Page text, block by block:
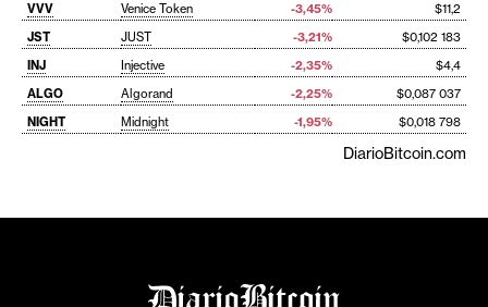
VVV Venice Token -3,45%
$11,2
JST
JUST -3,21%
$0,102 183
INJ
Injective -2,35%
$4,4
ALGO
Algorand -2,25%
$0,087 037
NIGHT
Midnight -1,95% $0,018 798
DiarioBitcoin.com